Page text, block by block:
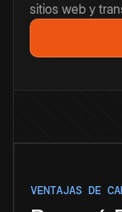
sitios web y
VENTAJAS DE